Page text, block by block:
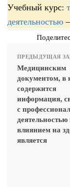
Учебный курс:
деятельностью
ПРЕДЫДУЩАЯ
Медицинским
документом, в
содержится
информация,
с
деятельностью
влиянием на
является